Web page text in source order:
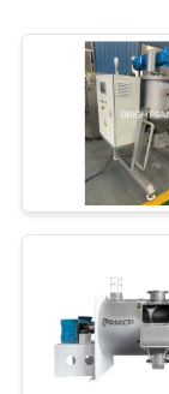
PRIVACY
POLICY